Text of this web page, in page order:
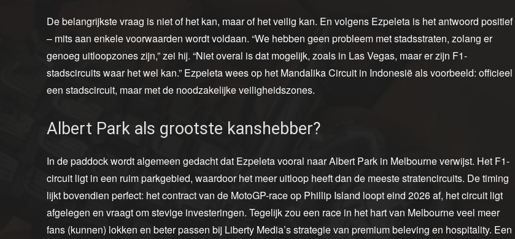
De belangrijkste vraag is niet of het kan, maar of het veilig kan. En volgens Ezpeleta is het antwoord positief
– mits aan enkele voorwaarden wordt voldaan. “We hebben geen probleem met stadsstraten, zolang er
genoeg uitloopzones zijn,” zei hij. “Niet overal is dat mogelijk, zoals in Las Vegas, maar er zijn F1-
stadscircuits waar het wel kan.” Ezpeleta wees op het Mandalika Circuit in Indonesië als voorbeeld: officieel
een stadscircuit, maar met de noodzakelijke veiligheidszones.
Albert Park als grootste kanshebber?
In de paddock wordt algemeen gedacht dat Ezpeleta vooral naar Albert Park in Melbourne verwijst. Het F1-
circuit ligt in een ruim parkgebied, waardoor het meer uitloop heeft dan de meeste stratencircuits. De timing
lijkt bovendien perfect: het contract van de MotoGP-race op Phillip Island loopt eind 2026 af, het circuit ligt
afgelegen en vraagt om stevige investeringen. Tegelijk zou een race in het hart van Melbourne veel meer
fans (kunnen) lokken en beter passen bij Liberty Media’s strategie van premium beleving en hospitality. Een